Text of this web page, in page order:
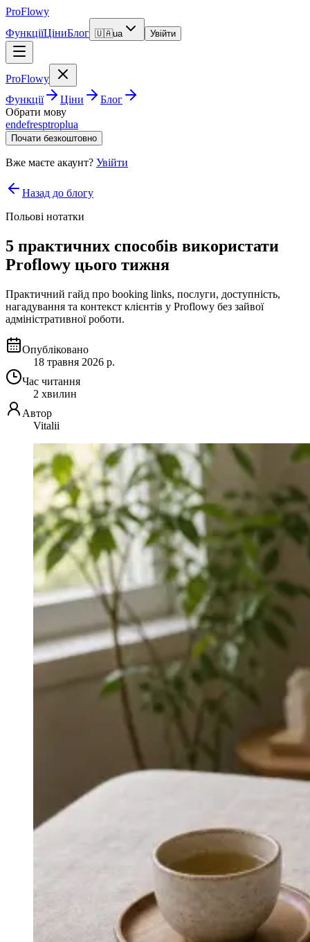
ProFlowy
ФункціїЦіниБлог 🇺🇦ua Увійти
ProFlowy
Функції
Ціни
Блог
Обрати мову
endefresptroplua
Почати безкоштовно
Вже маєте акаунт? Увійти
Назад до блогу
Польові нотатки
5 практичних способів використати
Proflowy цього тижня
Практичний гайд про booking links, послуги, доступність,
нагадування та контекст клієнтів у Proflowy без зайвої
адміністративної роботи.
Опубліковано
18 травня 2026 р.
Час читання
2 хвилин
Автор
Vitalii